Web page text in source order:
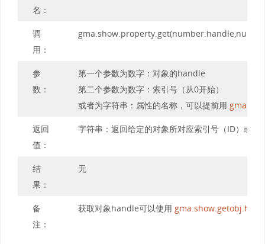
名：
调
用：
参
数：
第一个参数为数字：对象的handle
第二个参数为数字：索引号（从0开始）
或者为字符串：属性的名称，可以提前用
返回
值：
字符串：返回给定的对象所对应索引号（ID）或属
结
果：
无
备
注：
获取对象handle可以使用